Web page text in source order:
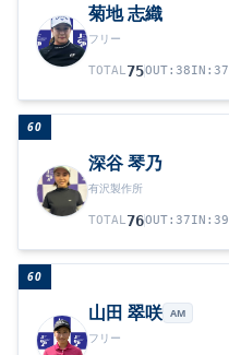
菊地 志織
フリー
TOTAL75OUT: 38IN : 37
60
深谷 琴乃
有沢製作所
TOTAL76OUT: 37IN : 39
60
山田 翠咲 AM
フリー